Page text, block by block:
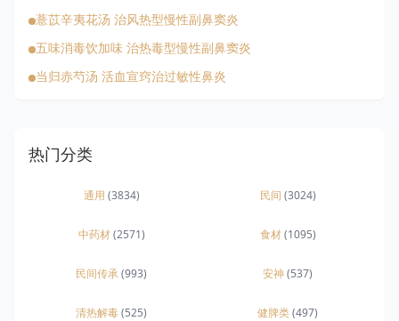
薏苡辛夷花汤 治风热型慢性副鼻窦炎
五味消毒饮加味 治热毒型慢性副鼻窦炎
当归赤芍汤 活血宣窍治过敏性鼻炎
热门分类
通用 (3834) 民间 (3024)
中药材(2571) 食材(1095)
民间传承(993) 安神(537)
清热解毒(525) 健脾类(497)